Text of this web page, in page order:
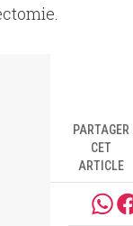
PARTAGER
CET
ARTICLE